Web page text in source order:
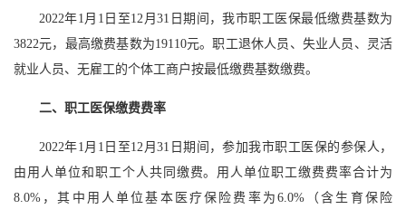
2022年1月1日至12月31日期间，我市职工医保最低缴费基数为
3822元，最高缴费基数为19110元。职工退休人员、失业人员、灵活
就业人员、无雇工的个体工商户按最低缴费基数缴费。
二、职工医保缴费费率
2022年1月1日至12月31日期间，参加我市职工医保的参保人，
由用人单位和职工个人共同缴费。用人单位职工缴费费率合计为
8.0%，其中用人单位基本医疗保险费率为6.0%（含生育保险